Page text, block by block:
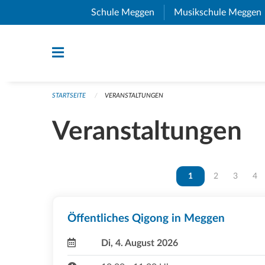
Navigation überspringen
Schule Meggen (External Link)
Musikschule Meggen
STARTSEITE VERANSTALTUNGEN
Veranstaltungen
Vous êtes sur la page
1 Vous êtes sur
2 Vous
3 4
Öffentliches Qigong in Meggen
Di, 4. August 2026